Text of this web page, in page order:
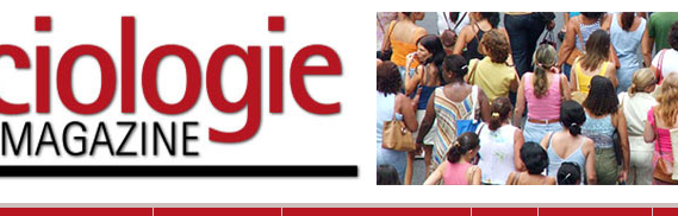
Overslaan
en
naar
de
gaan